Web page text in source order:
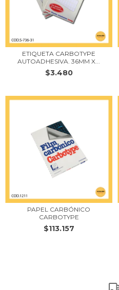
ETIQUETA CARBOTYPE
AUTOADHESIVA. 36MM X...
$3.480
PAPEL CARBÓNICO
CARBOTYPE
$113.157